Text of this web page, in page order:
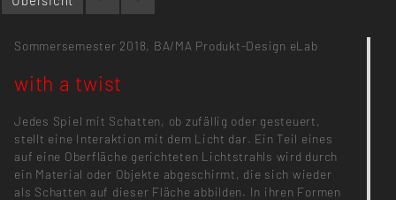
Sommersemester 2018, BA/MA Produkt-Design eLab
with a twist
Jedes Spiel mit Schatten, ob zufällig oder gesteuert,
stellt eine Interaktion mit dem Licht dar. Ein Teil eines
auf eine Oberfläche gerichteten Lichtstrahls wird durch
ein Material oder Objekte abgeschirmt, die sich wieder
als Schatten auf dieser Fläche abbilden. In ihren Formen